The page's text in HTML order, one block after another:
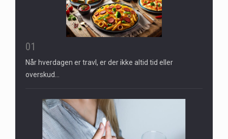
01
Når hverdagen er travl, er der ikke altid tid eller
overskud…